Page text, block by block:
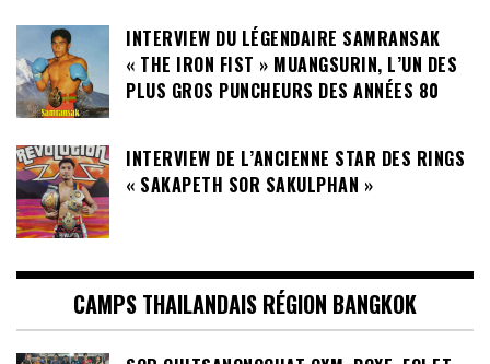
INTERVIEW DU LÉGENDAIRE SAMRANSAK
« THE IRON FIST » MUANGSURIN, L’UN DES
PLUS GROS PUNCHEURS DES ANNÉES 80
INTERVIEW DE L’ANCIENNE STAR DES RINGS
« SAKAPETH SOR SAKULPHAN »
CAMPS THAILANDAIS RÉGION BANGKOK